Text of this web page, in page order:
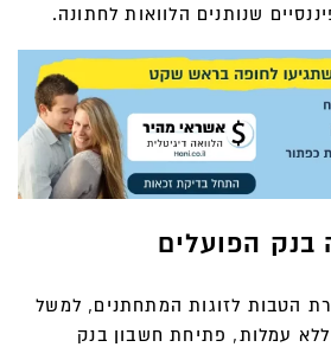
שנותנים הלוואות לחתונה.
בנק הפועלים
הטבות לזוגות המתחתנים, למשל
עמלות, פתיחת חשבון בנק